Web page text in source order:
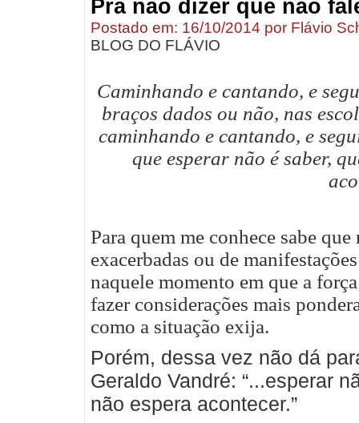
Pra não dizer que não
Postado em: 16/10/2014 por Flávio
BLOG DO FLÁVIO
Caminhando e cantando, e
braços dados ou não, nas
caminhando e cantando, e
que esperar não é saber,
Para quem me conhece sabe
exacerbadas ou de
naquele momento em que a
fazer considerações mais
como a situação exija.
Porém, dessa vez não dá
Geraldo Vandré: “...esperar
não espera acontecer.”